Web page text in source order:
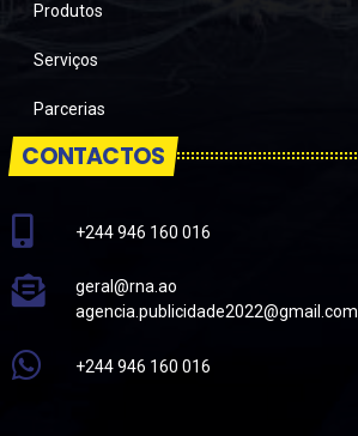
Produtos
Serviços
Parcerias
CONTACTOS
+244 946 160 016
geral@rna.ao
agencia.publicidade2022@gmail.com
+244 946 160 016